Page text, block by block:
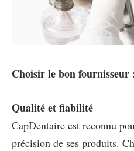
Choisir le bon fournisseur
Qualité et fiabilité
CapDentaire est reconnu
précision de ses produits.